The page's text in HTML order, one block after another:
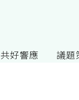
共好響應 議題